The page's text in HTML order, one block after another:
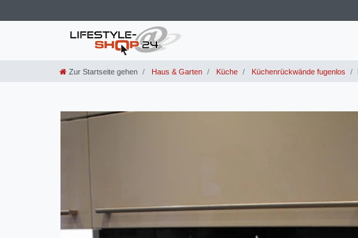
Zur Startseite gehen Haus & Garten Küche Küchenrückwände fugenlos